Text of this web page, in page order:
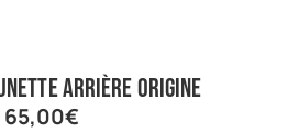
arrière origine
65,00€